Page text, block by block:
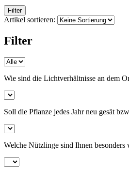
Gegen Schnecken
Gegen Blattläuse
Grundstoffe für Pflanzengesundheit
Filter
Artikel sortieren:
Filter
Wie sind die Lichtverhältnisse an dem
Soll die Pflanze jedes Jahr neu gesät
Welche Nützlinge sind Ihnen besonders